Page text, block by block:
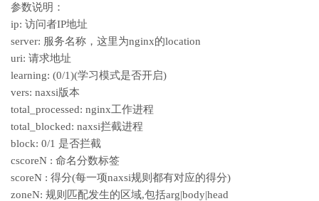
参数说明：
ip: 访问者IP地址
server: 服务名称，这里为nginx的location
uri: 请求地址
learning: (0/1)(学习模式是否开启)
vers: naxsi版本
total_processed: nginx工作进程
total_blocked: naxsi拦截进程
block: 0/1 是否拦截
cscoreN : 命名分数标签
scoreN : 得分(每一项naxsi规则都有对应的得分)
zoneN: 规则匹配发生的区域,包括arg|body|head